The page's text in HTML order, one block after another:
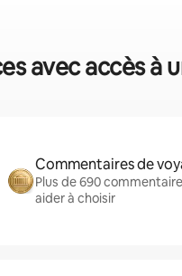
avec accès à
Commentaires de
Plus de 690
aider à choisir